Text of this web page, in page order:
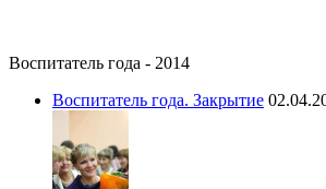
Воспитатель года - 2014
Воспитатель года. Закрытие